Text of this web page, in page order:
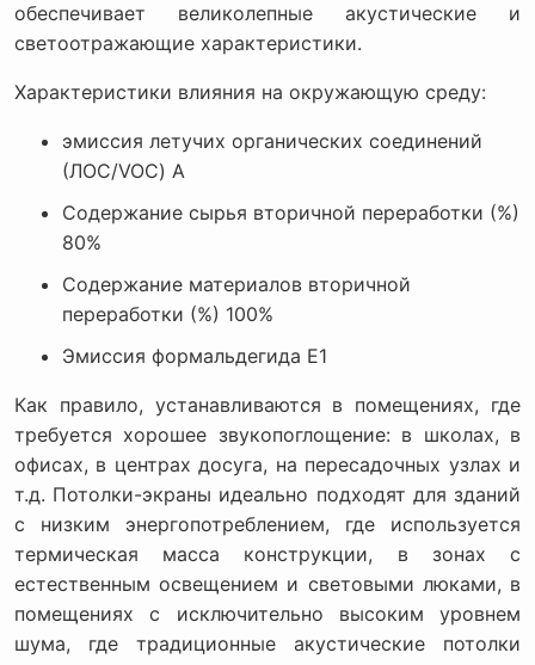
обеспечивает великолепные акустические и
светоотражающие характеристики.
Характеристики влияния на окружающую среду:
эмиссия летучих органических соединений
(ЛОС/VOC) A
Содержание сырья вторичной переработки (%)
80%
Содержание материалов вторичной
переработки (%) 100%
Эмиссия формальдегида E1
Как правило, устанавливаются в помещениях, где
требуется хорошее звукопоглощение: в школах, в
офисах, в центрах досуга, на пересадочных узлах и
т.д. Потолки-экраны идеально подходят для зданий
с низким энергопотреблением, где используется
термическая масса конструкции, в зонах с
естественным освещением и световыми люками, в
помещениях с исключительно высоким уровнем
шума, где традиционные акустические потолки